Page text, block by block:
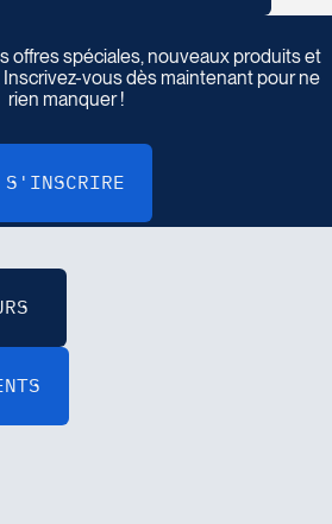
z vous à n o tre inf lettre
offres spéciales, nouveaux produits et
vous dès maintenant pour ne
rien manquer !